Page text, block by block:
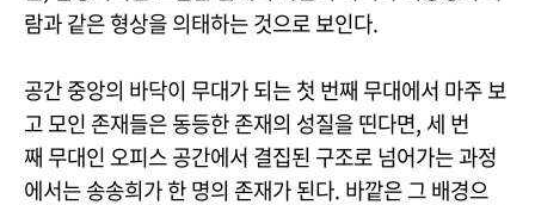
람과 같은 형상을 의태하는 것으로 보인다.
공간 중앙의 바닥이 무대가 되는 첫 번째 무대에서 마주 보
고 모인 존재들은 동등한 존재의 성질을 띤다면, 세 번
째 무대인 오피스 공간에서 결집된 구조로 넘어가는 과정
에서는 송송희가 한 명의 존재가 된다. 바깥은 그 배경으